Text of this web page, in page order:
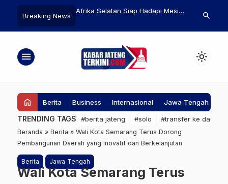
Breaking News
2025 Capai 58,19
Afrika Selatan Siap Hadapi Mesir,
Bukan Salah
Bupati Pati
Jam di
search
menu light_mode
home Berita Business Internasional Jawa Tengah
TRENDING TAGS #berita jateng #solo #transfer ke daerah
Beranda » Berita » Wali Kota Semarang Terus Dorong
Pembangunan Daerah yang Inovatif dan Berkelanjutan
Berita Jawa Tengah
Wali Kota Semarang Terus